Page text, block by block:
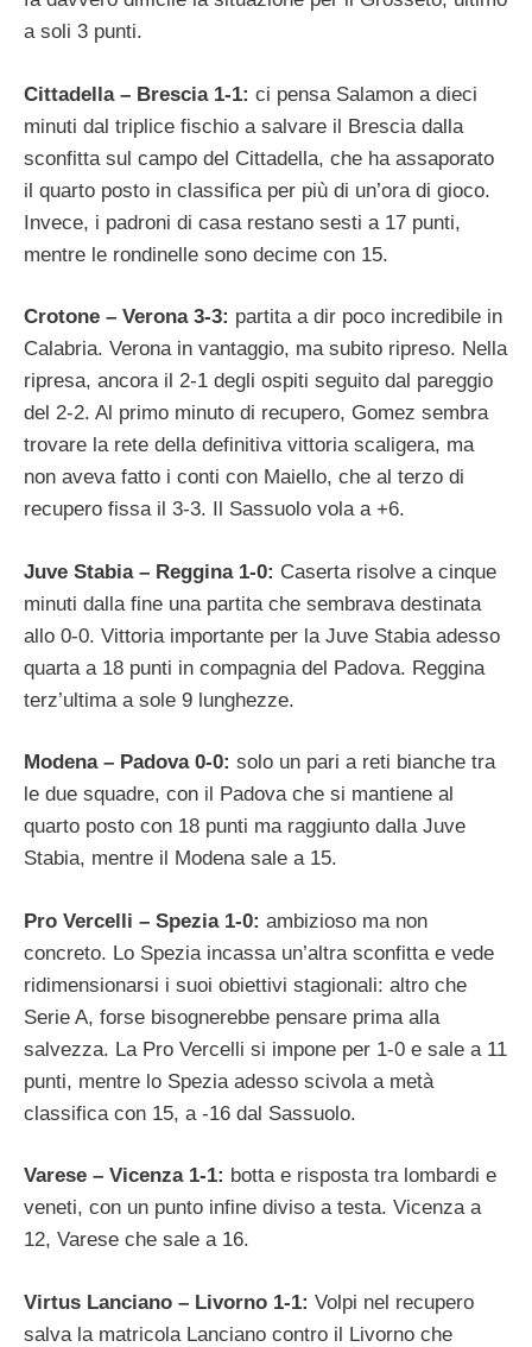
a soli 3 punti.
Cittadella – Brescia 1-1: ci pensa Salamon a dieci
minuti dal triplice fischio a salvare il Brescia dalla
sconfitta sul campo del Cittadella, che ha assaporato
il quarto posto in classifica per più di un’ora di gioco.
Invece, i padroni di casa restano sesti a 17 punti,
mentre le rondinelle sono decime con 15.
Crotone – Verona 3-3: partita a dir poco incredibile in
Calabria. Verona in vantaggio, ma subito ripreso. Nella
ripresa, ancora il 2-1 degli ospiti seguito dal pareggio
del 2-2. Al primo minuto di recupero, Gomez sembra
trovare la rete della definitiva vittoria scaligera, ma
non aveva fatto i conti con Maiello, che al terzo di
recupero fissa il 3-3. Il Sassuolo vola a +6.
Juve Stabia – Reggina 1-0: Caserta risolve a cinque
minuti dalla fine una partita che sembrava destinata
allo 0-0. Vittoria importante per la Juve Stabia adesso
quarta a 18 punti in compagnia del Padova. Reggina
terz’ultima a sole 9 lunghezze.
Modena – Padova 0-0: solo un pari a reti bianche tra
le due squadre, con il Padova che si mantiene al
quarto posto con 18 punti ma raggiunto dalla Juve
Stabia, mentre il Modena sale a 15.
Pro Vercelli – Spezia 1-0: ambizioso ma non
concreto. Lo Spezia incassa un’altra sconfitta e vede
ridimensionarsi i suoi obiettivi stagionali: altro che
Serie A, forse bisognerebbe pensare prima alla
salvezza. La Pro Vercelli si impone per 1-0 e sale a 11
punti, mentre lo Spezia adesso scivola a metà
classifica con 15, a -16 dal Sassuolo.
Varese – Vicenza 1-1: botta e risposta tra lombardi e
veneti, con un punto infine diviso a testa. Vicenza a
12, Varese che sale a 16.
Virtus Lanciano – Livorno 1-1: Volpi nel recupero
salva la matricola Lanciano contro il Livorno che